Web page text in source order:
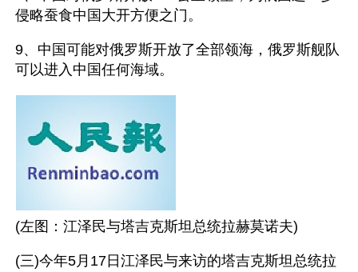
侵略蚕食中国大开方便之门。
9、中国可能对俄罗斯开放了全部领海，俄罗斯舰队
可以进入中国任何海域。
(左图：江泽民与塔吉克斯坦总统拉赫莫诺夫)
(三)今年5月17日江泽民与来访的塔吉克斯坦总统拉